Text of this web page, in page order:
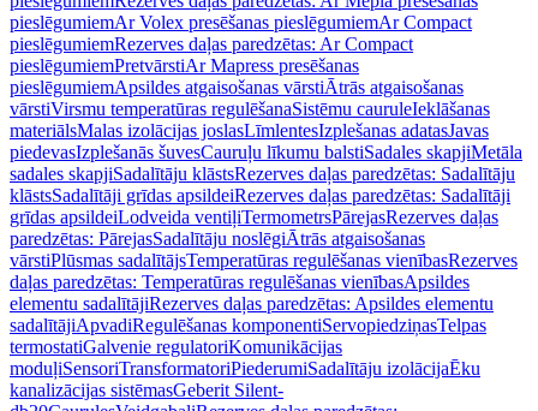
pieslēgumiemAr Volex presēšanas pieslēgumiemAr Compact
pieslēgumiemRezerves daļas paredzētas: Ar Compact
pieslēgumiemPretvārstiAr Mapress presēšanas
pieslēgumiemApsildes atgaisošanas vārstiĀtrās atgaisošanas
vārstiVirsmu temperatūras regulēšanaSistēmu cauruleIeklāšanas
materiālsMalas izolācijas joslasLīmlentesIzplešanas adatasJavas
piedevasIzplešanās šuvesCauruļu līkumu balstiSadales skapjiMetāla
sadales skapjiSadalītāju klāstsRezerves daļas paredzētas: Sadalītāju
klāstsSadalītāji grīdas apsildeiRezerves daļas paredzētas: Sadalītāji
grīdas apsildeiLodveida ventiļiTermometrsPārejasRezerves daļas
paredzētas: PārejasSadalītāju noslēgiĀtrās atgaisošanas
vārstiPlūsmas sadalītājsTemperatūras regulēšanas vienībasRezerves
daļas paredzētas: Temperatūras regulēšanas vienībasApsildes
elementu sadalītājiRezerves daļas paredzētas: Apsildes elementu
sadalītājiApvadiRegulēšanas komponentiServopiedziņasTelpas
termostatiGalvenie regulatoriKomunikācijas
moduļiSensoriTransformatoriPiederumiSadalītāju izolācijaĒku
kanalizācijas sistēmasGeberit Silent-